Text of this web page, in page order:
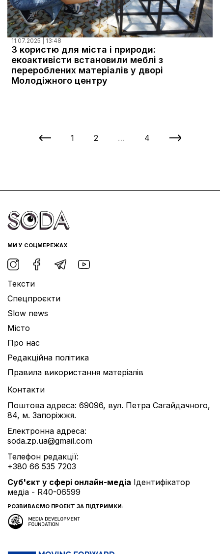
11.07.2025 | 13:48
З користю для міста і природи:
екоактивісти встановили меблі з
перероблених матеріалів у дворі
Молодіжного центру
1 2 … 4
МИ У СОЦМЕРЕЖАХ
Тексти
Спецпроєкти
Slow news
Місто
Про нас
Редакційна політика
Правила використання матеріалів
Контакти
Поштова адреса: 69096, вул. Петра Сагайдачного,
84, м. Запоріжжя.
Електронна адреса:
soda.zp.ua@gmail.com
Телефон редакції:
+380 66 535 7203
Cуб'єкт у сфері онлайн-медіа Ідентифікатор
медіа - R40-06599
РОЗВИВАЄМО ПРОЕКТ ЗА ПІДТРИМКИ: